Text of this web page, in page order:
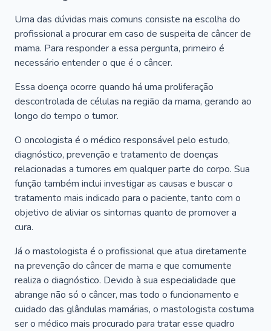
Uma das dúvidas mais comuns consiste na escolha do
profissional a procurar em caso de suspeita de câncer de
mama. Para responder a essa pergunta, primeiro é
necessário entender o que é o câncer.
Essa doença ocorre quando há uma proliferação
descontrolada de células na região da mama, gerando ao
longo do tempo o tumor.
O oncologista é o médico responsável pelo estudo,
diagnóstico, prevenção e tratamento de doenças
relacionadas a tumores em qualquer parte do corpo. Sua
função também inclui investigar as causas e buscar o
tratamento mais indicado para o paciente, tanto com o
objetivo de aliviar os sintomas quanto de promover a
cura.
Já o mastologista é o profissional que atua diretamente
na prevenção do câncer de mama e que comumente
realiza o diagnóstico. Devido à sua especialidade que
abrange não só o câncer, mas todo o funcionamento e
cuidado das glândulas mamárias, o mastologista costuma
ser o médico mais procurado para tratar esse quadro